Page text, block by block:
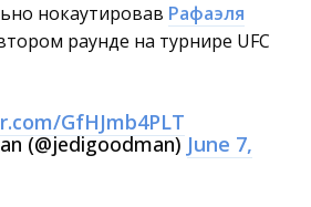
нокаутировав Рафаэля
раунде на турнире UFC
GfHJmb4PLT
(@jedigoodman)June 7,